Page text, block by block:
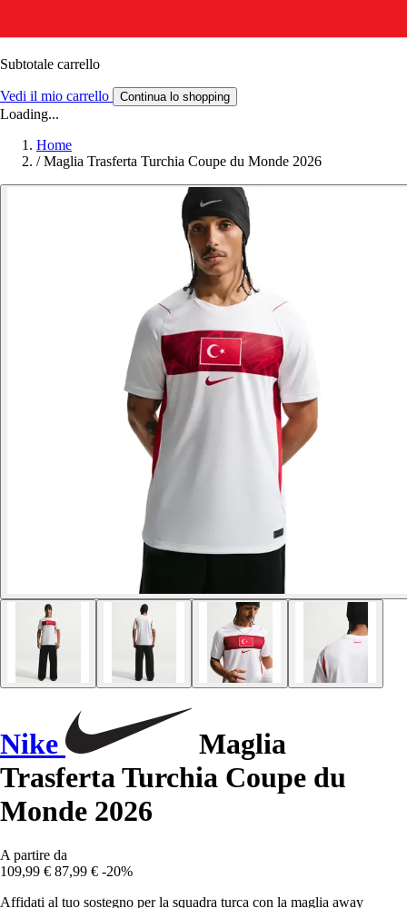
Subtotale carrello
Vedi il mio carrello Continua lo shopping
Loading...
Home
/ Maglia Trasferta Turchia Coupe du Monde 2026
Nike
Maglia
Trasferta Turchia Coupe du
Monde 2026
A partire da
109,99 € 87,99 € -20%
Affidati al tuo sostegno per la squadra turca con la maglia away